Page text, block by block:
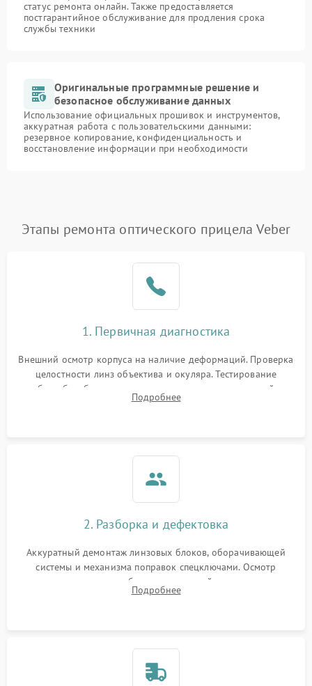
статус ремонта онлайн. Также предоставляется
постгарантийное обслуживание для продления срока
службы техники
Оригинальные программные решение и
безопасное обслуживание данных
Использование официальных прошивок и инструментов,
аккуратная работа с пользовательскими данными:
резервное копирование, конфиденциальность и
восстановление информации при необходимости
Этапы ремонта оптического прицела Veber
1. Первичная диагностика
Внешний осмотр корпуса на наличие деформаций. Проверка
целостности линз объектива и окуляра. Тестирование
работы барабанчиков ввода поправок, кольца отстройки
параллакса и зума. Выявление сколов, внутренних
Подробнее
2. Разборка и дефектовка
Аккуратный демонтаж линзовых блоков, оборачивающей
системы и механизма поправок спецключами. Осмотр
внутренних резьбовых соединений, пружин и
уплотнительных колец. Поиск причин люфта, смещения
Подробнее